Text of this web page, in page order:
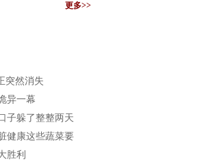
更多>>
突然消失
异一幕
子躲了整整两天
健康这些蔬菜要
胜利